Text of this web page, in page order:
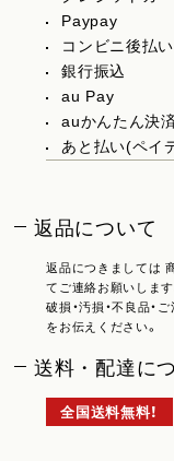
Paypay
コンビニ後払い
銀行振込
au Pay
auかんたん決
あと払い(ペイ
返品について
返品につきましては
てご連絡お願いします
破損・汚損・不良品・
をお伝えください。
送料・配達に
全国送料無料！